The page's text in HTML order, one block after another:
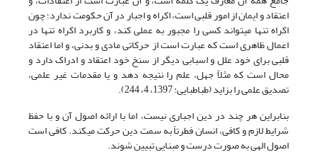
اعتقاد و ایمان از امور قلبی است، اکراه و اجبار در آن حکومت ندارد؛ چون
اکراه تنها می­تواند کسی را مجبور به عملی کند، و کاربرد اکراه تنها در
اعمال ظاهری است که عبارت است از حرکاتی مادی و بدنی،‌ و اما اعتقاد
قلبی برای خود علل و اسبابی دیگر از سنخ خود اعتقاد و ادراک دارد و
محال است که مثلاً جهل، علم را نتیجه دهد و یا مقدمات غیر علمی،
تصدیق علمی را بزاید (طباطبایی: 1397، 4، 244).
بنابراین هر چند در دین اجباری نیست، اما با ارائه اصول آن و با حفظ
شرایط لازم و کافی، انسان فطرتاً به سمت دین حرکت می­کند. کافی است
اصول الهی به صورت درست و مبنایی تبیین شوند.